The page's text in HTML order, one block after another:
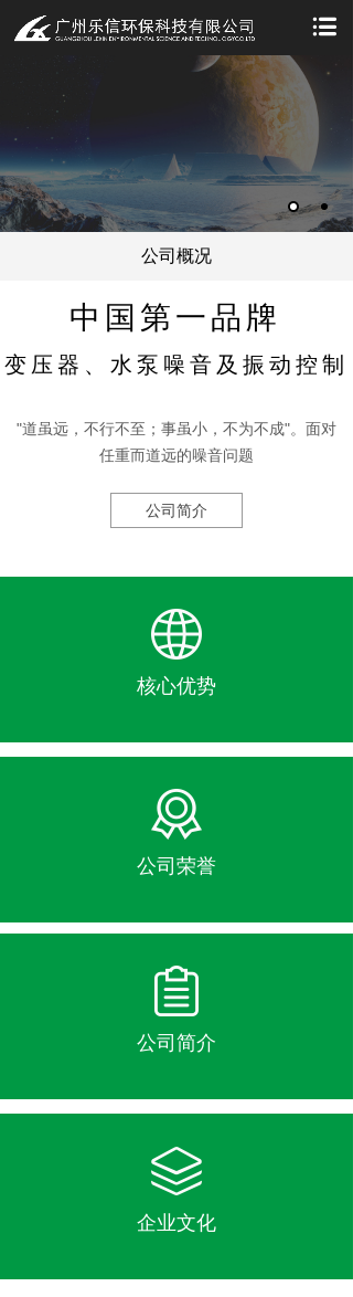
公司概况
中国第一品牌
变压器、水泵噪音及振动控制
"道虽远，不行不至；事虽小，不为不成"。面对
任重而道远的噪音问题
公司简介
核心优势
公司荣誉
公司简介
企业文化